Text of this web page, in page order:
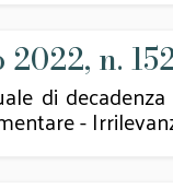
2022, n.
di
-